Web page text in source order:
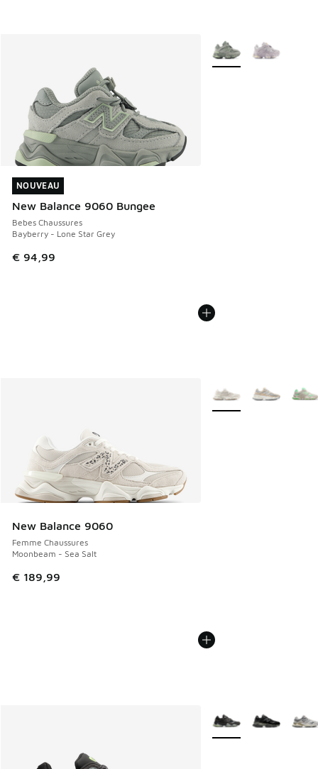
NOUVEAU
New Balance 9060 Bungee
Bebes Chaussures
Bayberry - Lone Star Grey
€ 94,99
NOUVEAU
Plus de couleurs
New Balance 9060
Femme Chaussures
Moonbeam - Sea Salt
€ 189,99
Plus de couleurs
Plus de couleurs